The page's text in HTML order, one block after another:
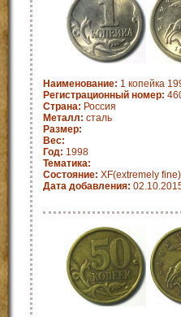
Наименование: 1 копейка
Регистрационный номер:
Страна: Россия
Металл: сталь
Размер:
Вес:
Год: 1998
Тематика:
Состояние: XF(extremely fine)
Дата добавления: